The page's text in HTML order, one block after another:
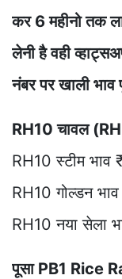
कर 6 महीनो तक
लेनी है वही
नंबर पर खाली
RH10 चावल
RH10 स्टीम
RH10 गोल्डन
RH10 नया सेला
पूसा PB1 Rice